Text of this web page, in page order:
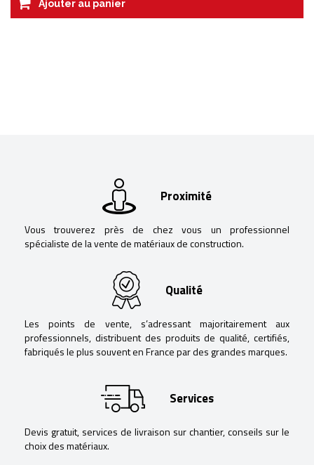
Ajouter au panier
Proximité
Vous trouverez près de chez vous un professionnel
spécialiste de la vente de matériaux de construction.
Qualité
Les points de vente, s’adressant majoritairement aux
professionnels, distribuent des produits de qualité, certifiés,
fabriqués le plus souvent en France par des grandes marques.
Services
Devis gratuit, services de livraison sur chantier, conseils sur le
choix des matériaux.